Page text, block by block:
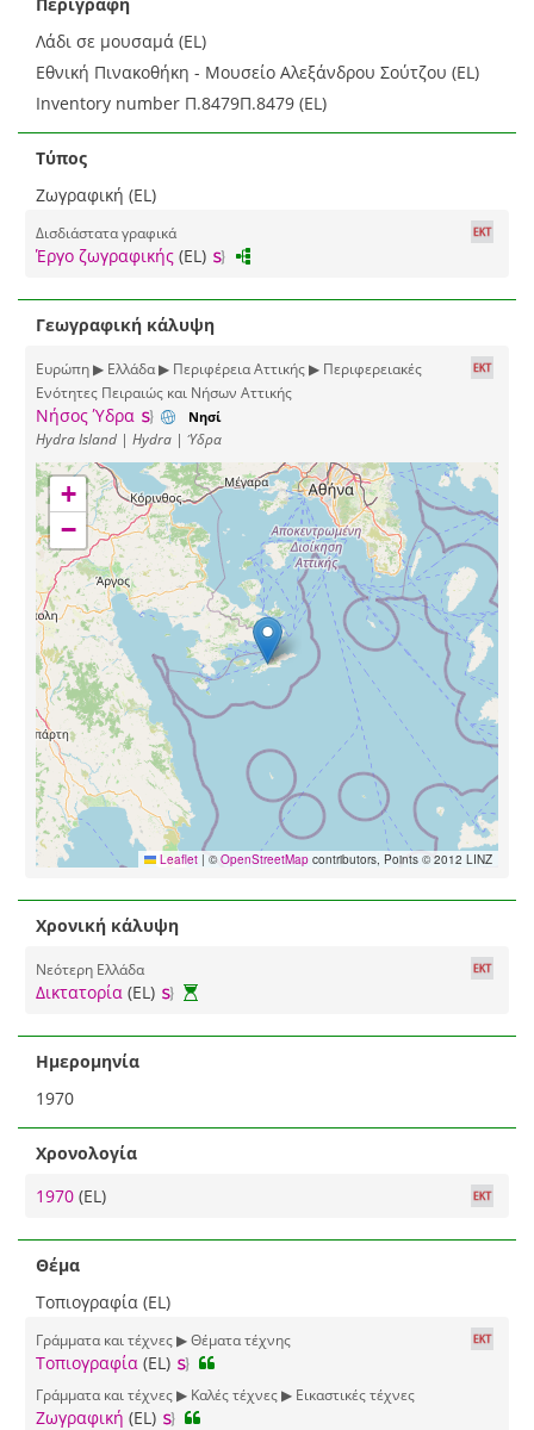
Λάδι σε μουσαμά (EL)
Εθνική Πινακοθήκη - Μουσείο Αλεξάνδρου Σούτζου (EL)
Inventory number Π.8479Π.8479 (EL)
Τύπος
Ζωγραφική (EL)
Δισδιάστατα γραφικά
Έργο ζωγραφικής (EL)
Γεωγραφική κάλυψη
Ευρώπη ▶ Ελλάδα ▶ Περιφέρεια Αττικής ▶ Περιφερειακές
Ενότητες Πειραιώς και Νήσων Αττικής
Νήσος Ύδρα Νησί
Hydra Island | Hydra | Ύδρα
+
−
Leaflet | ©OpenStreetMap contributors, Points © 2012 LINZ
Χρονική κάλυψη
Νεότερη Ελλάδα
Δικτατορία (EL)
Ημερομηνία
1970
Χρονολογία
1970 (EL)
Θέμα
Τοπιογραφία (EL)
Γράμματα και τέχνες ▶ Θέματα τέχνης
Τοπιογραφία (EL)
Γράμματα και τέχνες ▶ Καλές τέχνες ▶ Εικαστικές τέχνες
Ζωγραφική (EL)